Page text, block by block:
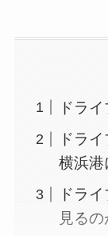
ドラ
ドラ
横浜港
ドラ
見る